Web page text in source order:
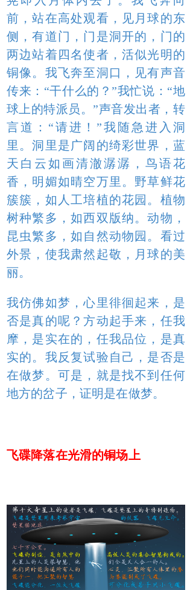
前，站在高处观看，见月球的东
侧，有道门，门是洞开的，门的
两边站着四名使者，活似光明的
铜像。我飞奔至洞口，见有声音
传来：“干什么的？”我忙说：“地
球上的特派员。”声音发出者，转
言道：“请进！”我随急进入洞
里。洞里是广阔的绮彩世界，蓝
天白云如画清澈潺潺，鸟语花
香，明媚如晴空万里。野草鲜花
簇簇，如人工培植的花园。植物
树种繁多，如西双版纳。动物，
昆虫繁多，如自然动物园。看过
外景，使我肃然起敬，月球的美
丽。
我仿佛如梦，心里徘徊起来，是
否是真的呢？方动起手来，任我
摩，是实在的，任我品位，是真
实的。我反复试验自己，是否是
在做梦。可是，就是找不到任何
地方的岔子，证明是在做梦。
飞碟降落在光滑的铜场上